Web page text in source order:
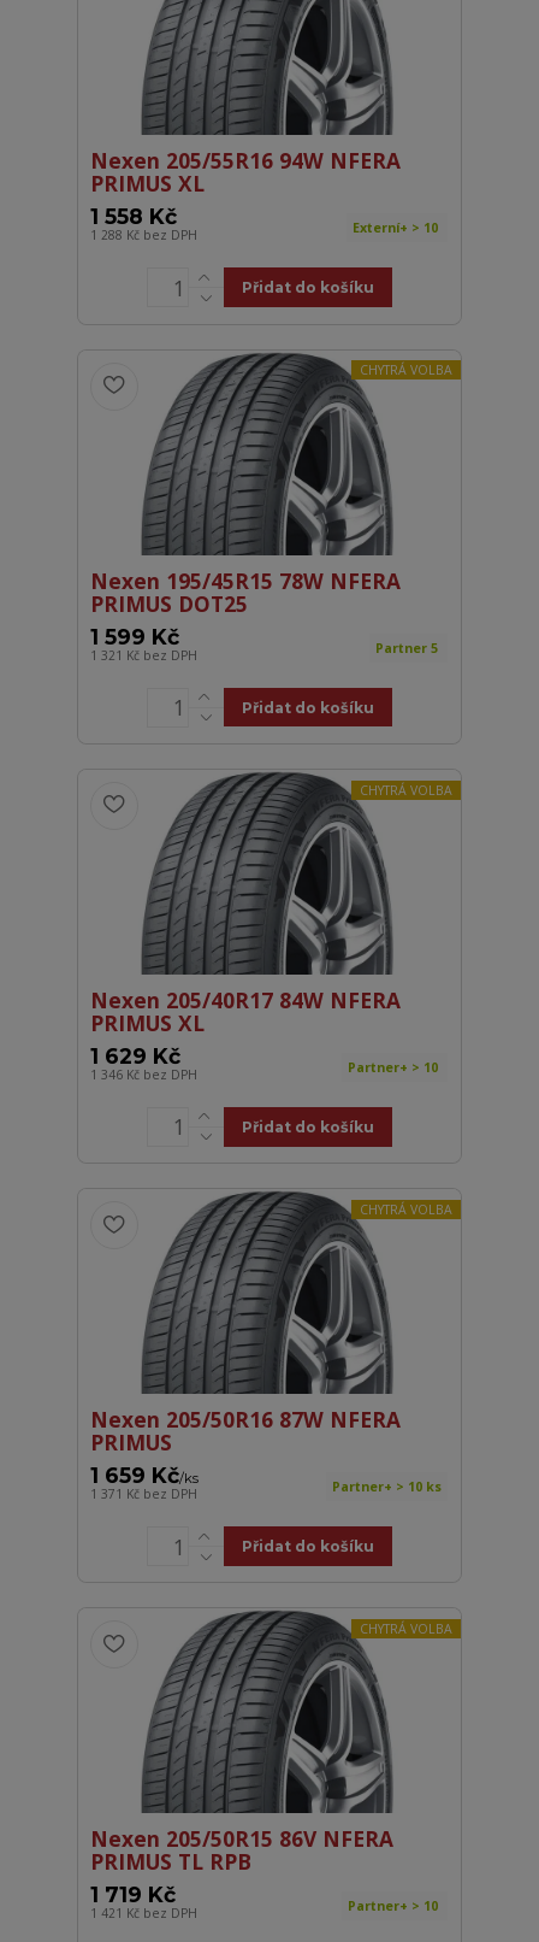
Nexen 205/55R16 94W NFERA
PRIMUS XL
1 558 Kč
1 288 Kč bez DPH Externí+ > 10
Přidat do košíku
CHYTRÁ VOLBA
Nexen 195/45R15 78W NFERA
PRIMUS DOT25
1 599 Kč
1 321 Kč bez DPH Partner 5
Přidat do košíku
CHYTRÁ VOLBA
Nexen 205/40R17 84W NFERA
PRIMUS XL
1 629 Kč
1 346 Kč bez DPH Partner+ > 10
Přidat do košíku
CHYTRÁ VOLBA
Nexen 205/50R16 87W NFERA
PRIMUS
1 659 Kč/ks
1 371 Kč bez DPH Partner+ > 10 ks
Přidat do košíku
CHYTRÁ VOLBA
Nexen 205/50R15 86V NFERA
PRIMUS TL RPB
1 719 Kč
1 421 Kč bez DPH Partner+ > 10